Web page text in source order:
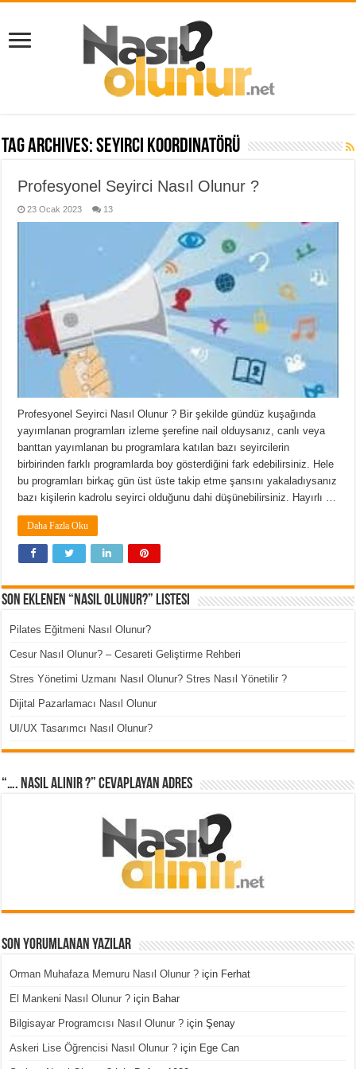
Tag Archives:seyirci koordinatörü
Profesyonel Seyirci Nasıl Olunur ?
23 Ocak 2023 13
Profesyonel Seyirci Nasıl Olunur ? Bir şekilde gündüz kuşağında
yayımlanan programları izleme şerefine nail olduysanız, canlı veya
banttan yayımlanan bu programlara katılan bazı seyircilerin
birbirinden farklı programlarda boy gösterdiğini fark edebilirsiniz. Hele
bu programları birkaç gün üst üste takip etme şansını yakaladıysanız
bazı kişilerin kadrolu seyirci olduğunu dahi düşünebilirsiniz. Hayırlı …
Daha Fazla Oku
Son Eklenen “Nasıl Olunur?” Listesi
Pilates Eğitmeni Nasıl Olunur?
Cesur Nasıl Olunur? – Cesareti Geliştirme Rehberi
Stres Yönetimi Uzmanı Nasıl Olunur? Stres Nasıl Yönetilir ?
Dijital Pazarlamacı Nasıl Olunur
UI/UX Tasarımcı Nasıl Olunur?
“…. Nasıl Alınır ?” cevaplayan adres
Son Yorumlanan Yazılar
Orman Muhafaza Memuru Nasıl Olunur ? için Ferhat
El Mankeni Nasıl Olunur ? için Bahar
Bilgisayar Programcısı Nasıl Olunur ? içinŞenay
Askeri Lise Öğrencisi Nasıl Olunur ? için Ege Can